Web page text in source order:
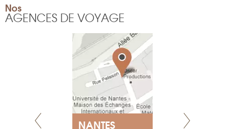
Nos
AGENCES DE VOYAGE
NANTES